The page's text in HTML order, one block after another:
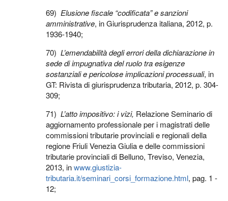
69) Elusione fiscale “codificata” e sanzioni
amministrative, inGiurisprudenza italiana, 2012, p.
1936-1940;
70) L’emendabilità degli errori della dichiarazione in
sede di impugnativa del ruolo tra esigenze
sostanziali e pericolose implicazioni processuali, in
GT: Rivista di giurisprudenza tributaria, 2012, p. 304-
309;
71) L’atto impositivo: i vizi, Relazione Seminario di
aggiornamento professionale per i magistrati delle
commissioni tributarie provinciali e regionali della
regione Friuli Venezia Giulia e delle commissioni
tributarie provinciali di Belluno, Treviso, Venezia,
2013, inwww.giustizia-
tributaria.it/seminari_corsi_formazione.html, pag. 1 -
12;